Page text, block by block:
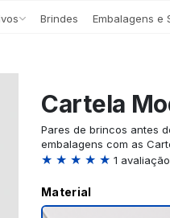
Brindes Embalagens e
Cartela
Pares de brincos antes
embalagens com as
★ ★ ★ ★ ★ 1 avaliação
Material